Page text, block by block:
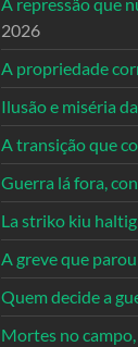
2026
A propriedade
Ilusão e miséria
A transição que
Guerra lá fora,
La striko kiu
A greve que
Quem decide a
Mortes no